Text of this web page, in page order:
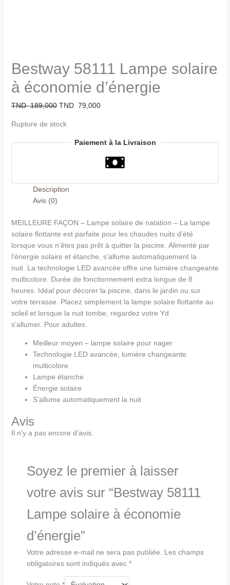
Bestway 58111 Lampe solaire
à économie d’énergie
TND189,000 TND 79,000
Rupture de stock
Paiement à la Livraison
Description
Avis (0)
MEILLEURE FAÇON – Lampe solaire de natation – La lampe
solaire flottante est parfaite pour les chaudes nuits d’été
lorsque vous n’êtes pas prêt à quitter la piscine. Alimenté par
l’énergie solaire et étanche, s’allume automatiquement la
nuit. La technologie LED avancée offre une lumière changeante
multicolore. Durée de fonctionnement extra longue de 8
heures. Idéal pour décorer la piscine, dans le jardin ou sur
votre terrasse. Placez simplement la lampe solaire flottante au
soleil et lorsque la nuit tombe, regardez votre Yd
s’allumer. Pour adultes.
Meilleur moyen – lampe solaire pour nager
Technologie LED avancée, lumière changeante
multicolore
Lampe étanche
Énergie solaire
S’allume automatiquement la nuit
Avis
Il n’y a pas encore d’avis.
Soyez le premier à laisser
votre avis sur “Bestway 58111
Lampe solaire à économie
d’énergie”
Votre adresse e-mail ne sera pas publiée.
Les champs
obligatoires sont indiqués avec *